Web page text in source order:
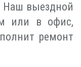
Наш выездной
или в офис,
ремонт